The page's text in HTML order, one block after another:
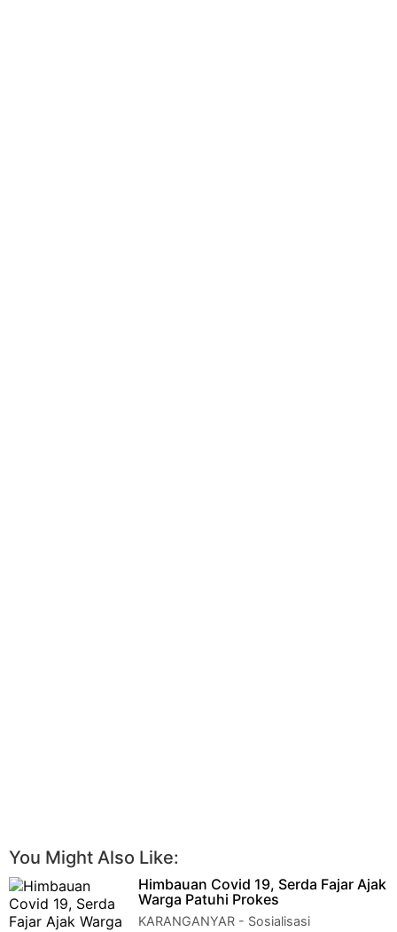
You Might Also Like:
Himbauan Covid 19, Serda Fajar Ajak
Warga Patuhi Prokes
KARANGANYAR - Sosialisasi